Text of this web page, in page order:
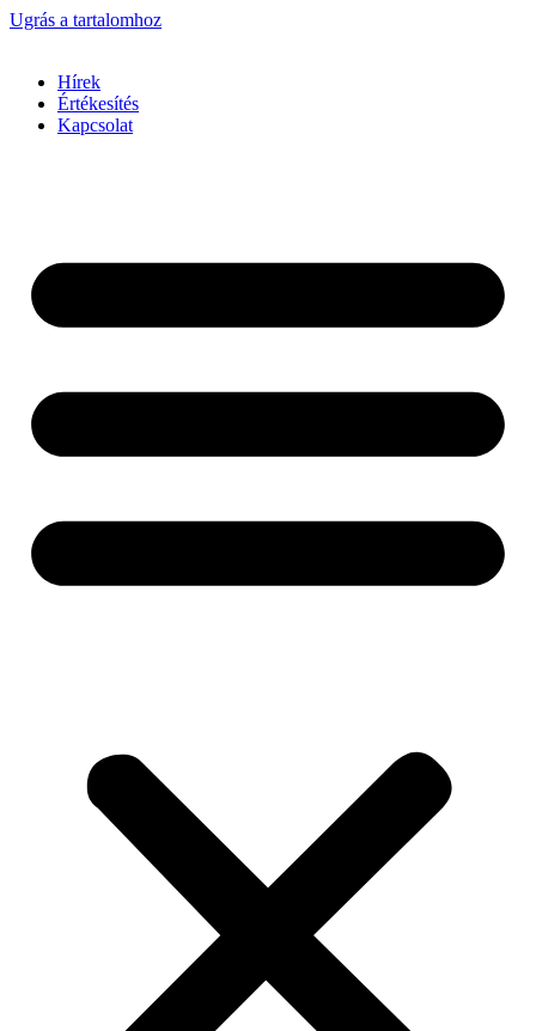
Ugrás a tartalomhoz
Hírek
Értékesítés
Kapcsolat